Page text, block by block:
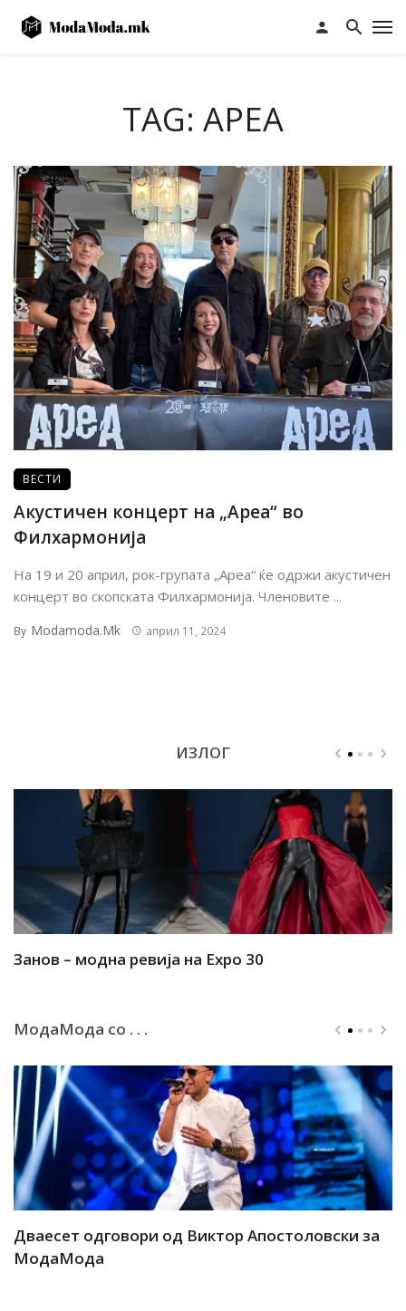
TAG: АРЕА
ВЕСТИ
Акустичен концерт на „Ареа“ во
Филхармонија
На 19 и 20 април, рок-групата „Ареа“ ќе одржи акустичен
концерт во скопската Филхармонија. Членовите ...
By Modamoda.mk април 11, 2024
ИЗЛОГ
Занов – модна ревија на Expo 30
МодаМода со . . .
Дваесет одговори од Виктор Апостоловски за
МодаМода